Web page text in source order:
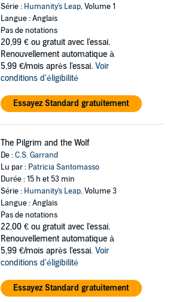
Série : Humanity's Leap, Volume 1
Langue : Anglais
Pas de notations
20,99 € ou gratuit avec l'essai.
Renouvellement automatique à
5,99 €/mois après l'essai. Voir
conditions d'éligibilité
Essayez Standard gratuitement
The Pilgrim and the Wolf
De :C.S. Garrand
Lu par : Patricia Santomasso
Durée : 15 h et 53 min
Série : Humanity's Leap, Volume 3
Langue : Anglais
Pas de notations
22,00 € ou gratuit avec l'essai.
Renouvellement automatique à
5,99 €/mois après l'essai. Voir
conditions d'éligibilité
Essayez Standard gratuitement